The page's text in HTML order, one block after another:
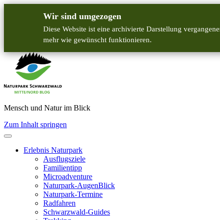
Wir sind umgezogen
Diese Website ist eine archivierte Darstellung
mehr wie gewünscht funktionieren.
Mensch und Natur im Blick
Zum Inhalt springen
Erlebnis Naturpark
Ausflugsziele
Familientipp
Microadventure
Naturpark-AugenBlick
Naturpark-Termine
Radfahren
Schwarzwald-Guides